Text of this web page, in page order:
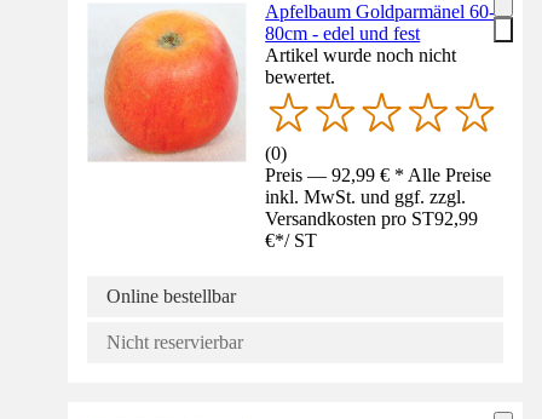
Apfelbaum Goldparmänel 60-
80cm - edel und fest
Artikel wurde noch nicht
bewertet.
(0)
Preis — 92,99 € * Alle Preise
inkl. MwSt. und ggf. zzgl.
Versandkosten pro ST92,99
€*/ ST
Online bestellbar
Nicht reservierbar